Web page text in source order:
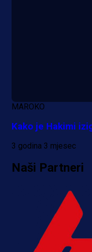
MAROKO
Kako je Hakimi
3 godina 3 mjesec
Naši Partneri